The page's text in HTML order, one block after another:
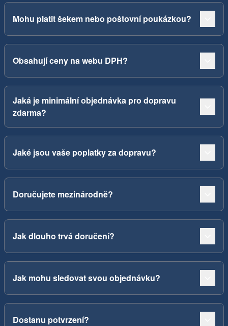
Mohu platit šekem nebo poštovní poukázkou?
Obsahují ceny na webu DPH?
Jaká je minimální objednávka pro dopravu
zdarma?
Jaké jsou vaše poplatky za dopravu?
Doručujete mezinárodně?
Jak dlouho trvá doručení?
Jak mohu sledovat svou objednávku?
Dostanu potvrzení?